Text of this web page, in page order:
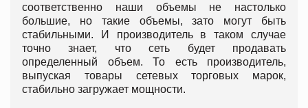
соответственно наши объемы не настолько
большие, но такие объемы, зато могут быть
стабильными. И производитель в таком случае
точно знает, что сеть будет продавать
определенный объем. То есть производитель,
выпуская товары сетевых торговых марок,
стабильно загружает мощности.